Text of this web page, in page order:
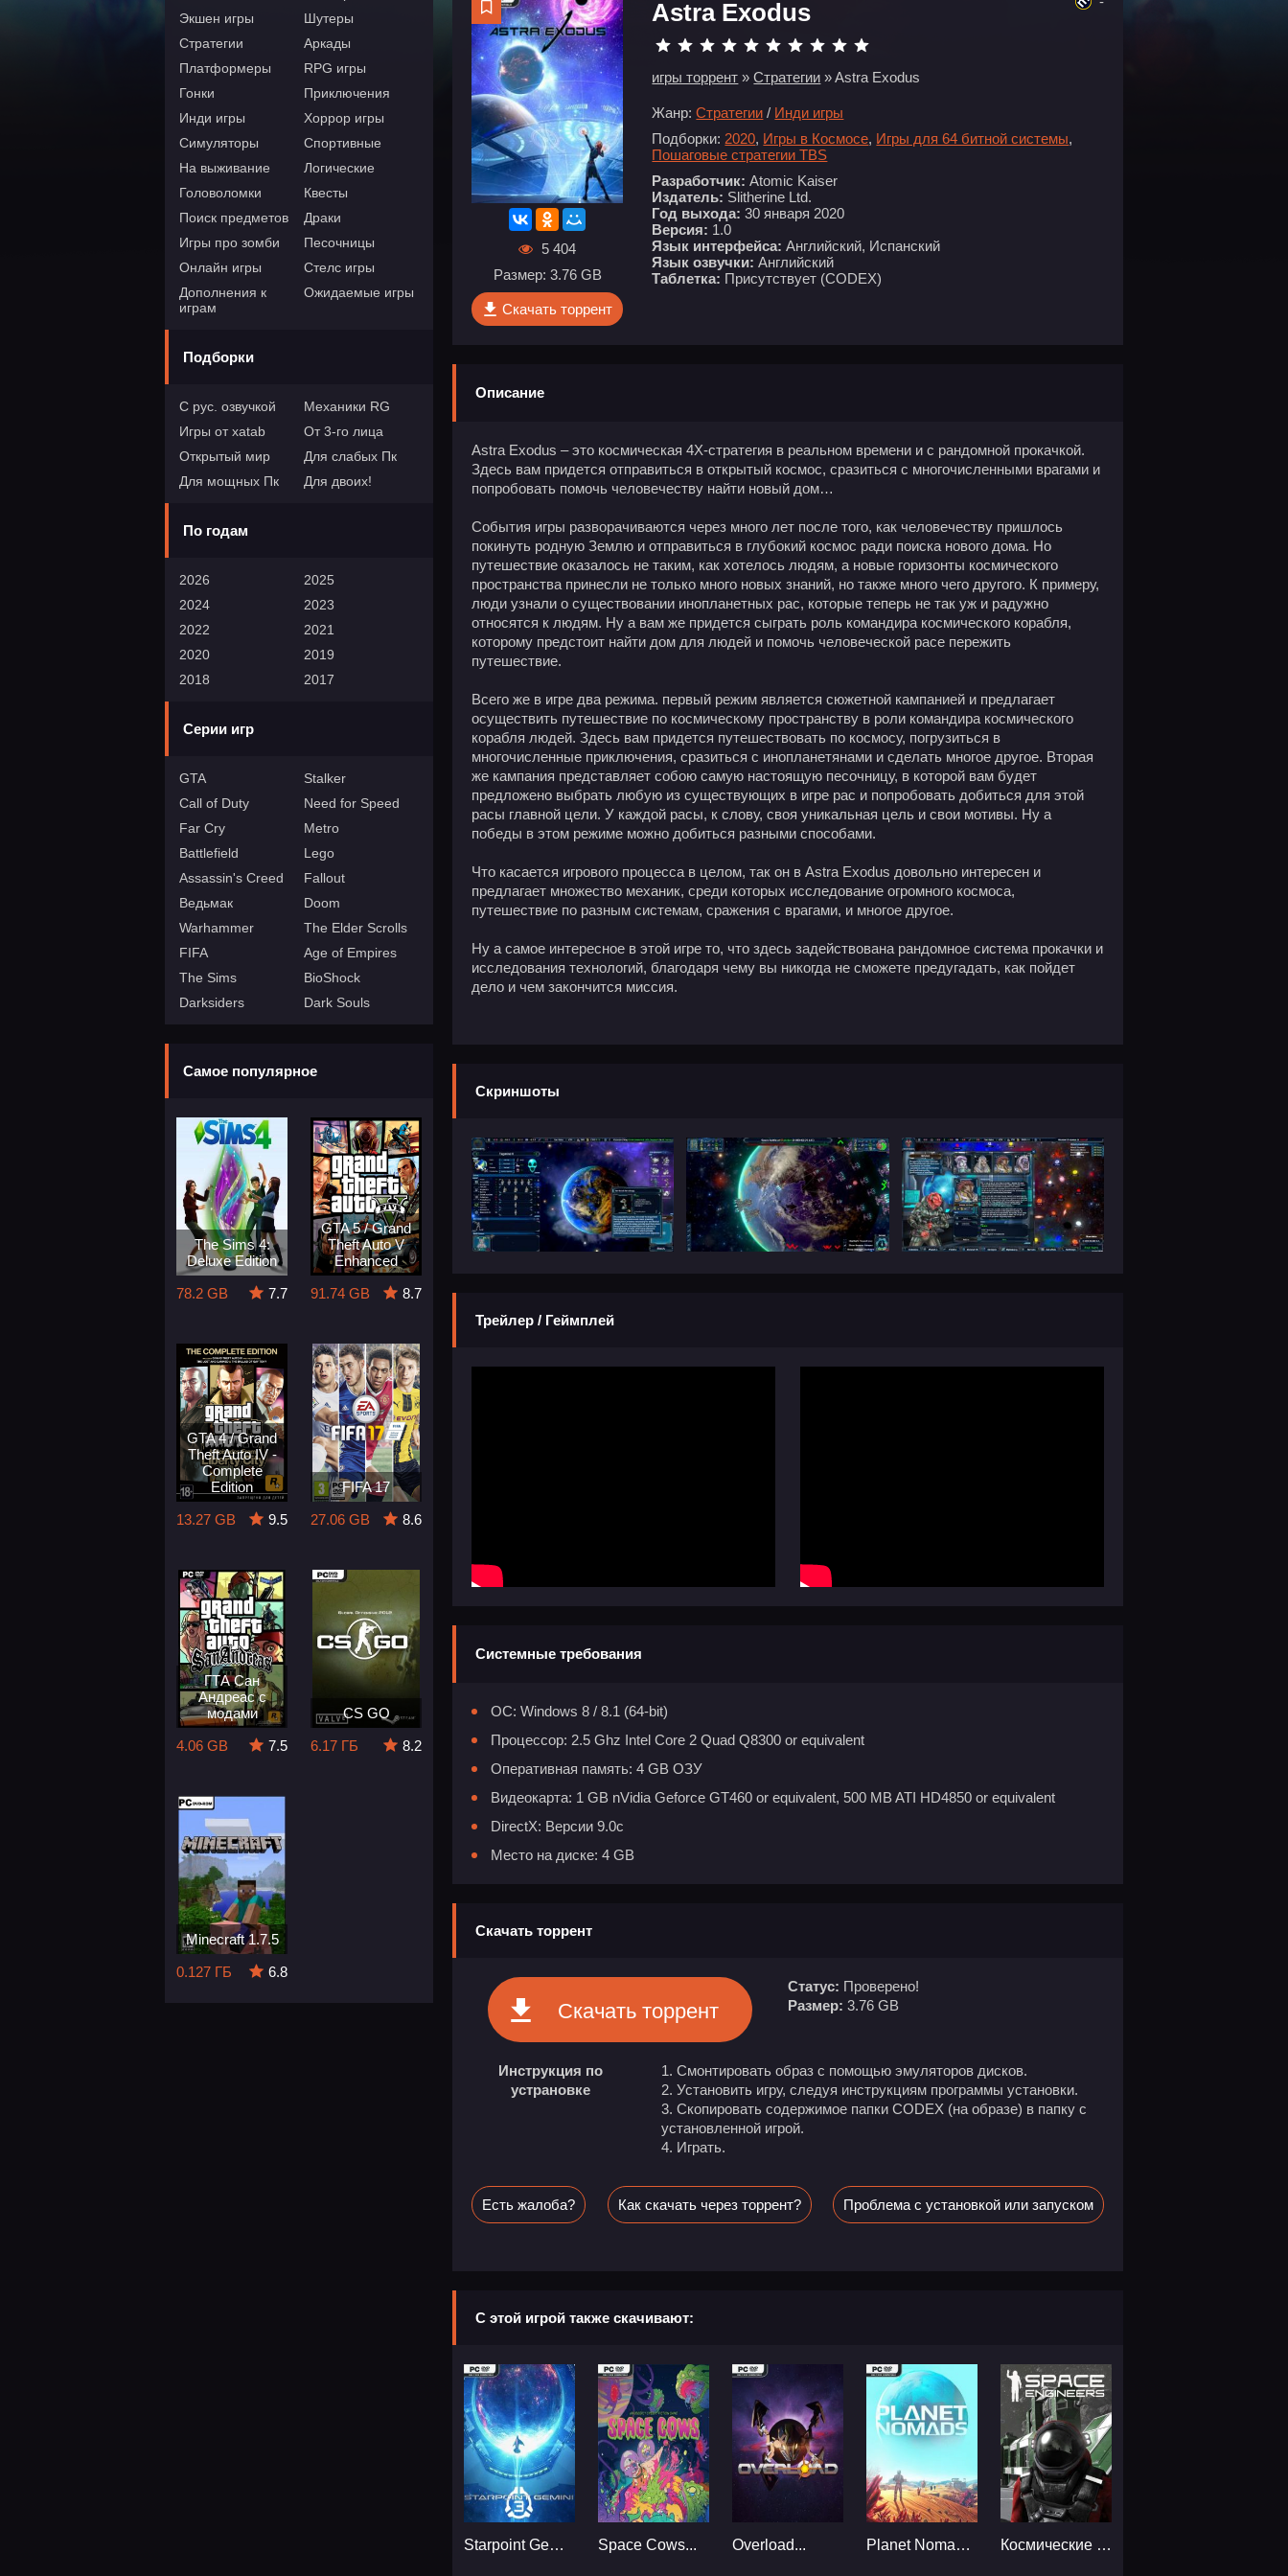
Экшен игры
Шутеры
Стратегии
Аркады
Платформеры
RPG игры
Гонки
Приключения
Инди игры
Хоррор игры
Симуляторы
Спортивные
На выживание
Логические
Головоломки
Квесты
Поиск предметов
Драки
Игры про зомби
Песочницы
Онлайн игры
Стелс игры
Дополнения к
играм
Ожидаемые игры
Подборки
С рус. озвучкой
Механики RG
Игры от xatab
От 3-го лица
Открытый мир
Для слабых Пк
Для мощных Пк
Для двоих!
По годам
2026
2025
2024
2023
2022
2021
2020
2019
2018
2017
Серии игр
GTA
Stalker
Call of Duty
Need for Speed
Far Cry
Metro
Battlefield
Lego
Assassin's Creed
Fallout
Ведьмак
Doom
Warhammer
The Elder Scrolls
FIFA
Age of Empires
The Sims
BioShock
Darksiders
Dark Souls
Самое популярное
The Sims 4:
Deluxe Edition
78.2 GB
7.7
GTA 5 / Grand
Theft Auto V
Enhanced
91.74 GB
8.7
GTA 4 / Grand
Theft Auto IV -
Complete
Edition
13.27 GB
9.5
FIFA 17
27.06 GB
8.6
ГТА Сан
Андреас с
модами
4.06 GB
7.5
CS GO
6.17 ГБ
8.2
Minecraft 1.7.5
0.127 ГБ
6.8
5 404
Размер: 3.76 GB
Скачать торрент
Astra Exodus
игры торрент »Стратегии » Astra Exodus
Жанр: Стратегии / Инди игры
Подборки: 2020, Игры в Космосе, Игры для 64 битной системы,
Пошаговые стратегии TBS
Разработчик: Atomic Kaiser
Издатель: Slitherine Ltd.
Год выхода: 30 января 2020
Версия: 1.0
Язык интерфейса: Английский, Испанский
Язык озвучки: Английский
Таблетка: Присутствует (CODEX)
Описание
Astra Exodus – это космическая 4X-стратегия в реальном времени и с рандомной прокачкой.
Здесь вам придется отправиться в открытый космос, сразиться с многочисленными врагами и
попробовать помочь человечеству найти новый дом…
События игры разворачиваются через много лет после того, как человечеству пришлось
покинуть родную Землю и отправиться в глубокий космос ради поиска нового дома. Но
путешествие оказалось не таким, как хотелось людям, а новые горизонты космического
пространства принесли не только много новых знаний, но также много чего другого. К примеру,
люди узнали о существовании инопланетных рас, которые теперь не так уж и радужно
относятся к людям. Ну а вам же придется сыграть роль командира космического корабля,
которому предстоит найти дом для людей и помочь человеческой расе пережить
путешествие.
Всего же в игре два режима. первый режим является сюжетной кампанией и предлагает
осуществить путешествие по космическому пространству в роли командира космического
корабля людей. Здесь вам придется путешествовать по космосу, погрузиться в
многочисленные приключения, сразиться с инопланетянами и сделать многое другое. Вторая
же кампания представляет собою самую настоящую песочницу, в которой вам будет
предложено выбрать любую из существующих в игре рас и попробовать добиться для этой
расы главной цели. У каждой расы, к слову, своя уникальная цель и свои мотивы. Ну а
победы в этом режиме можно добиться разными способами.
Что касается игрового процесса в целом, так он в Astra Exodus довольно интересен и
предлагает множество механик, среди которых исследование огромного космоса,
путешествие по разным системам, сражения с врагами, и многое другое.
Ну а самое интересное в этой игре то, что здесь задействована рандомное система прокачки и
исследования технологий, благодаря чему вы никогда не сможете предугадать, как пойдет
дело и чем закончится миссия.
Скриншоты
Трейлер / Геймплей
Системные требования
ОС: Windows 8 / 8.1 (64-bit)
Процессор: 2.5 Ghz Intel Core 2 Quad Q8300 or equivalent
Оперативная память: 4 GB ОЗУ
Видеокарта: 1 GB nVidia Geforce GT460 or equivalent, 500 MB ATI HD4850 or equivalent
DirectX: Версии 9.0c
Место на диске: 4 GB
Скачать торрент
Скачать торрент
Статус: Проверено!
Размер: 3.76 GB
Инструкция по
устрановке
Смонтировать образ с помощью эмуляторов дисков.
Установить игру, следуя инструкциям программы установки.
Скопировать содержимое папки CODEX (на образе) в папку с
установленной игрой.
Играть.
Есть жалоба? Как скачать через торрент? Проблема с установкой или запуском
С этой игрой также скачивают:
Starpoint Gemini 3... Space Cows... Overload... Planet Nomads... Космические инженеры / Space Engineers...